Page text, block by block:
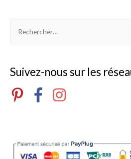
Suivez-nous sur les